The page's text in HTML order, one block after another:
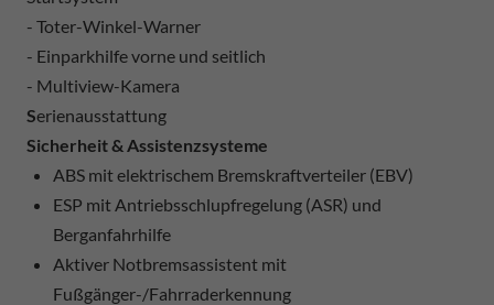
- Toter-Winkel-Warner
- Einparkhilfe vorne und seitlich
- Multiview-Kamera
Serienausstattung
Sicherheit & Assistenzsysteme
ABS mit elektrischem Bremskraftverteiler (EBV)
ESP mit Antriebsschlupfregelung (ASR) und
Berganfahrhilfe
Aktiver Notbremsassistent mit
Fußgänger-/Fahrraderkennung